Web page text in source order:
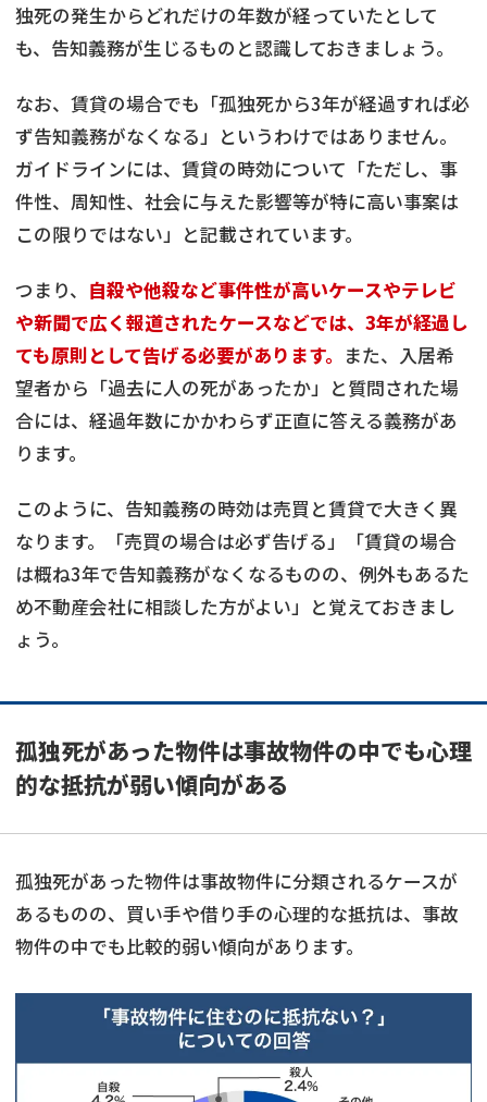
独死の発生からどれだけの年数が経っていたとして
も、告知義務が生じるものと認識しておきましょう。
なお、賃貸の場合でも「孤独死から3年が経過すれば必
ず告知義務がなくなる」というわけではありません。
ガイドラインには、賃貸の時効について「ただし、事
件性、周知性、社会に与えた影響等が特に高い事案は
この限りではない」と記載されています。
つまり、 自殺や他殺など事件性が高いケースやテレビ
や新聞で広く報道されたケースなどでは、3年が経過し
ても原則として告げる必要があります。 また、入居希
望者から「過去に人の死があったか」と質問された場
合には、経過年数にかかわらず正直に答える義務があ
ります。
このように、告知義務の時効は売買と賃貸で大きく異
なります。「売買の場合は必ず告げる」「賃貸の場合
は概ね3年で告知義務がなくなるものの、例外もあるた
め不動産会社に相談した方がよい」と覚えておきまし
ょう。
孤独死があった物件は事故物件の中でも心理
的な抵抗が弱い傾向がある
孤独死があった物件は事故物件に分類されるケースが
あるものの、買い手や借り手の心理的な抵抗は、事故
物件の中でも比較的弱い傾向があります。
訳あり物件の売却でお悩みならこちら